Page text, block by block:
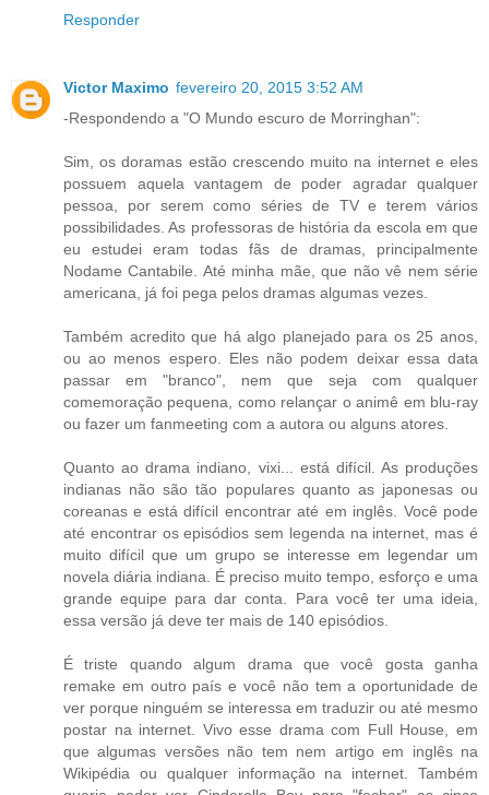
Responder
Victor Maximo fevereiro 20, 2015 3:52 AM
-Respondendo a "O Mundo escuro de Morringhan":
Sim, os doramas estão crescendo muito na internet e eles
possuem aquela vantagem de poder agradar qualquer
pessoa, por serem como séries de TV e terem vários
possibilidades. As professoras de história da escola em que
eu estudei eram todas fãs de dramas, principalmente
Nodame Cantabile. Até minha mãe, que não vê nem série
americana, já foi pega pelos dramas algumas vezes.
Também acredito que há algo planejado para os 25 anos,
ou ao menos espero. Eles não podem deixar essa data
passar em "branco", nem que seja com qualquer
comemoração pequena, como relançar o animê em blu-ray
ou fazer um fanmeeting com a autora ou alguns atores.
Quanto ao drama indiano, vixi... está difícil. As produções
indianas não são tão populares quanto as japonesas ou
coreanas e está difícil encontrar até em inglês. Você pode
até encontrar os episódios sem legenda na internet, mas é
muito difícil que um grupo se interesse em legendar um
novela diária indiana. É preciso muito tempo, esforço e uma
grande equipe para dar conta. Para você ter uma ideia,
essa versão já deve ter mais de 140 episódios.
É triste quando algum drama que você gosta ganha
remake em outro país e você não tem a oportunidade de
ver porque ninguém se interessa em traduzir ou até mesmo
postar na internet. Vivo esse drama com Full House, em
que algumas versões não tem nem artigo em inglês na
Wikipédia ou qualquer informação na internet. Também